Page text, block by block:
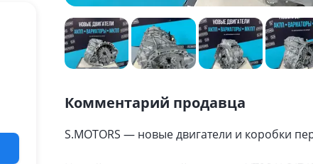
Комментарий продавца
S.MOTORS — новые двигатели и коробки